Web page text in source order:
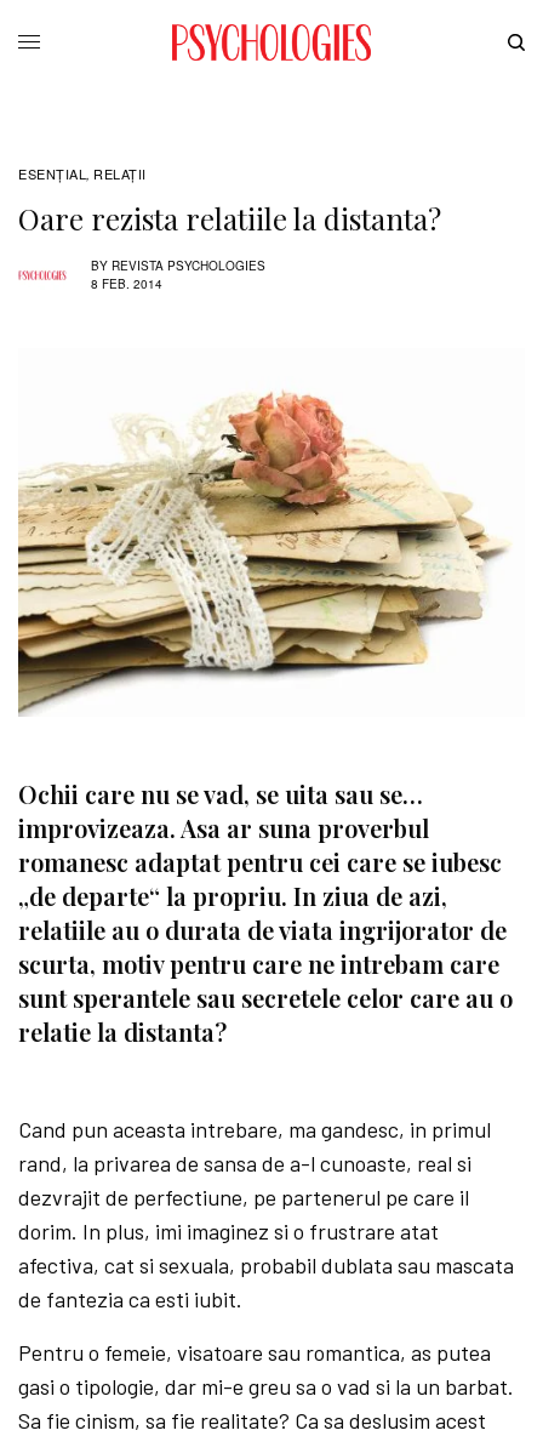
ESENȚIAL , RELAŢII
Oare rezista relatiile la distanta?
BY REVISTA PSYCHOLOGIES
8 FEB. 2014
Ochii care nu se vad, se uita sau se…
improvizeaza. Asa ar suna proverbul
romanesc adaptat pentru cei care se iubesc
„de departe“ la propriu. In ziua de azi,
relatiile au o durata de viata ingrijorator de
scurta, motiv pentru care ne intrebam care
sunt sperantele sau secretele celor care au o
relatie la distanta?
Cand pun aceasta intrebare, ma gandesc, in primul
rand, la privarea de sansa de a-l cunoaste, real si
dezvrajit de perfectiune, pe partenerul pe care il
dorim. In plus, imi imaginez si o frustrare atat
afectiva, cat si sexuala, probabil dublata sau mascata
de fantezia ca esti iubit.
Pentru o femeie, visatoare sau romantica, as putea
gasi o tipologie, dar mi-e greu sa o vad si la un barbat.
Sa fie cinism, sa fie realitate? Ca sa deslusim acest